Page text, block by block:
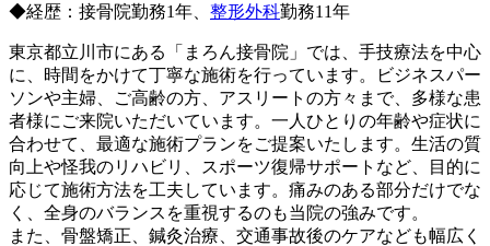
◆経歴：接骨院勤務1年、 整形外科勤務11年
東京都立川市にある「まろん接骨院」では、手技療法を中心
に、時間をかけて丁寧な施術を行っています。ビジネスパー
ソンや主婦、ご高齢の方、アスリートの方々まで、多様な患
者様にご来院いただいています。一人ひとりの年齢や症状に
合わせて、最適な施術プランをご提案いたします。生活の質
向上や怪我のリハビリ、スポーツ復帰サポートなど、目的に
応じて施術方法を工夫しています。痛みのある部分だけでな
く、全身のバランスを重視するのも当院の強みです。
また、骨盤矯正、鍼灸治療、交通事故後のケアなども幅広く